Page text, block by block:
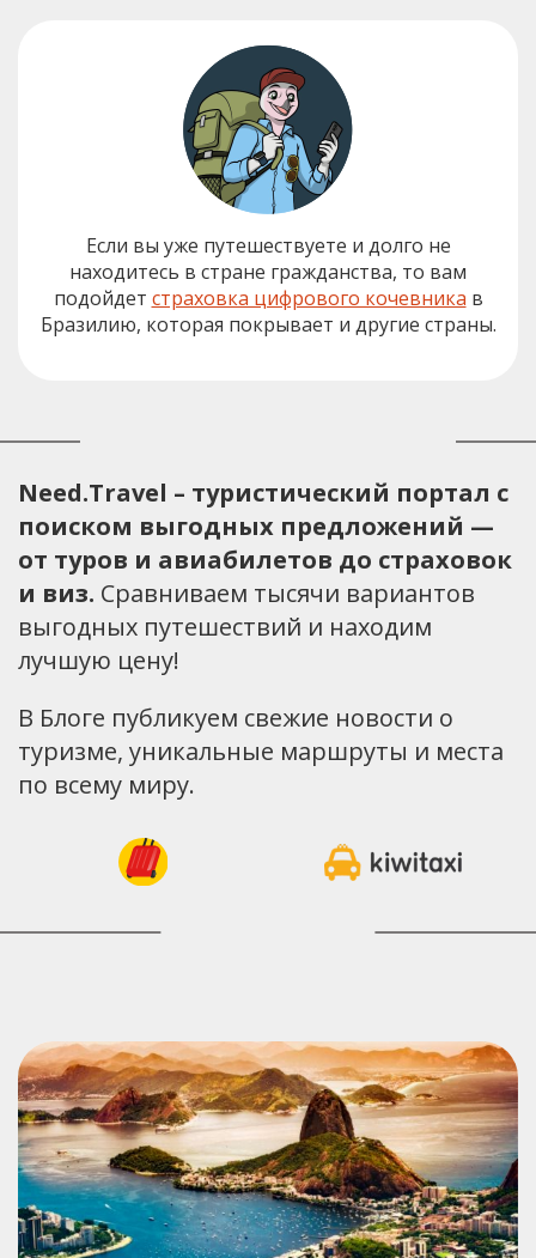
Если вы уже путешествуете и долго не
находитесь в стране гражданства, то вам
подойдет страховка цифрового кочевника в
Бразилию, которая покрывает и другие страны.
Need.Travel – туристический портал с
поиском выгодных предложений —
от туров и авиабилетов до страховок
и виз. Сравниваем тысячи вариантов
выгодных путешествий и находим
лучшую цену!
В Блоге публикуем свежие новости о
туризме, уникальные маршруты и места
по всему миру.